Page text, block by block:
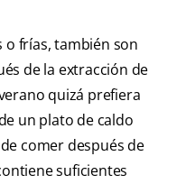
o frías, también son
de la extracción de
quizá prefiera
un plato de caldo
comer después de
suficientes